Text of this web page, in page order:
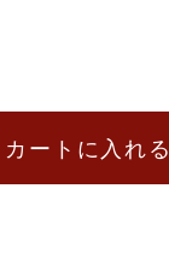
カートに入れる